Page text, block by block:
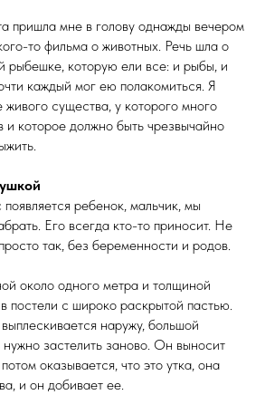
пришла мне в голову однажды вечером
то фильма о животных. Речь шла о
рыбешке, которую ели все: и рыбы, и
каждый мог ею полакомиться. Я
живого существа, у которого много
и которое должно быть чрезвычайно
ребенок, мальчик, мы
Его всегда кто-то приносит. Не
так, без беременности и родов.
около одного метра и толщиной
постели с широко раскрытой пастью.
наружу, большой
нужно застелить заново. Он выносит
оказывается, что это утка, она
и он добивает ее.